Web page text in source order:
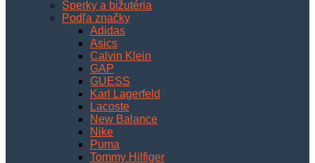
Šperky a bižutéria
Podľa značky
Adidas
Asics
Calvin Klein
GAP
GUESS
Karl Lagerfeld
Lacoste
New Balance
Nike
Puma
Tommy Hilfiger